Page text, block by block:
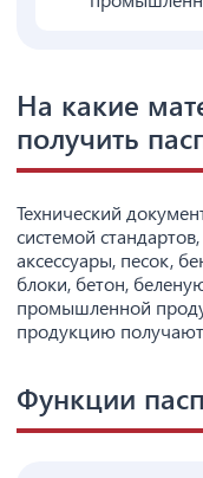
На какие
получить
Технический
системой
аксессуары, песок,
блоки, бетон,
промышленной
продукцию
Функции